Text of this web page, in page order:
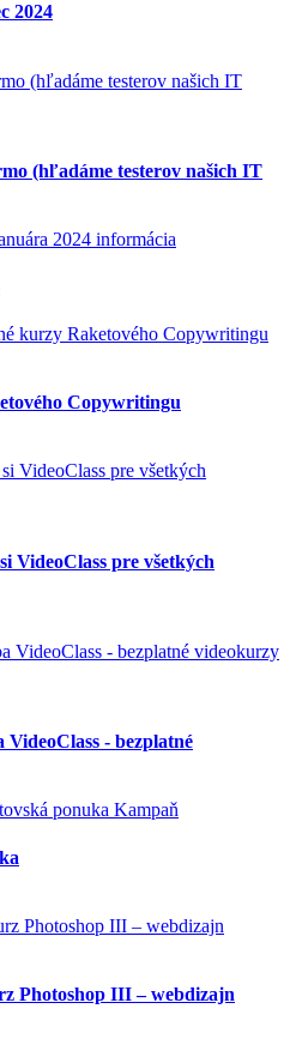
2024
(hľadáme testerov našich IT
informácia
Copywritingu
VideoClass pre všetkých
- bezplatné
Kampaň
Photoshop III – webdizajn